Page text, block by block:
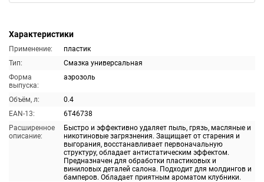
Характеристики
Применение:
пластик
Тип:
Смазка универсальная
Форма
выпуска:
аэрозоль
Объём, л:
0.4
EAN-13:
6T46738
Расширенное
описание:
Быстро и эффективно удаляет пыль, грязь, масляные и
никотиновые загрязнения. Защищает от старения и
выгорания, восстанавливает первоначальную
структуру, обладает антистатическим эффектом.
Предназначен для обработки пластиковых и
виниловых деталей салона. Подходит для молдингов и
бамперов. Обладает приятным ароматом клубники.